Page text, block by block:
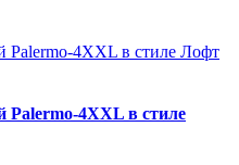
4XXL в стиле